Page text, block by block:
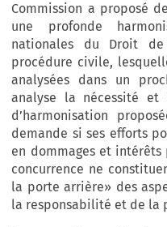
Commission a proposé
une profonde
nationales du Droit
procédure civile,
analysées dans un
analyse la nécessité et
d’harmonisation
demande si ses efforts
en dommages et
concurrence ne
la porte arrière» des
la responsabilité et de la